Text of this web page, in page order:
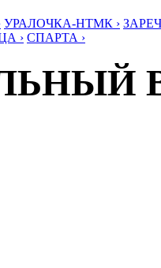
УРАЛОЧКА-НТМК ›
› СПАРТА ›